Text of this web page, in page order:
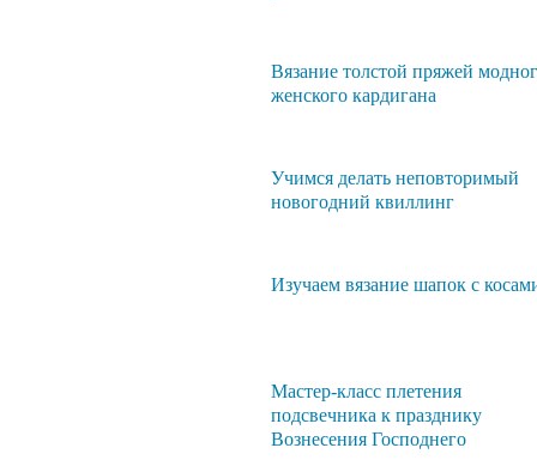
Вязание толстой пряжей
женского кардигана
Учимся делать неповторимый
новогодний квиллинг
Изучаем вязание шапок с
Мастер-класс плетения
подсвечника к празднику
Вознесения Господнего